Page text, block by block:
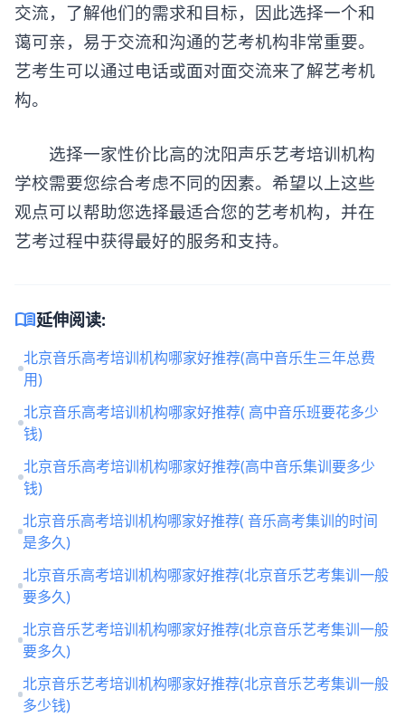
交流，了解他们的需求和目标，因此选择一个和
蔼可亲，易于交流和沟通的艺考机构非常重要。
艺考生可以通过电话或面对面交流来了解艺考机
构。
选择一家性价比高的沈阳声乐艺考培训机构
学校需要您综合考虑不同的因素。希望以上这些
观点可以帮助您选择最适合您的艺考机构，并在
艺考过程中获得最好的服务和支持。
menu_book延伸阅读:
北京音乐高考培训机构哪家好推荐(高中音乐生三年总费
用)
北京音乐高考培训机构哪家好推荐( 高中音乐班要花多少
钱)
北京音乐高考培训机构哪家好推荐(高中音乐集训要多少
钱)
北京音乐高考培训机构哪家好推荐( 音乐高考集训的时间
是多久)
北京音乐高考培训机构哪家好推荐(北京音乐艺考集训一般
要多久)
北京音乐艺考培训机构哪家好推荐(北京音乐艺考集训一般
要多久)
北京音乐艺考培训机构哪家好推荐(北京音乐艺考集训一般
多少钱)